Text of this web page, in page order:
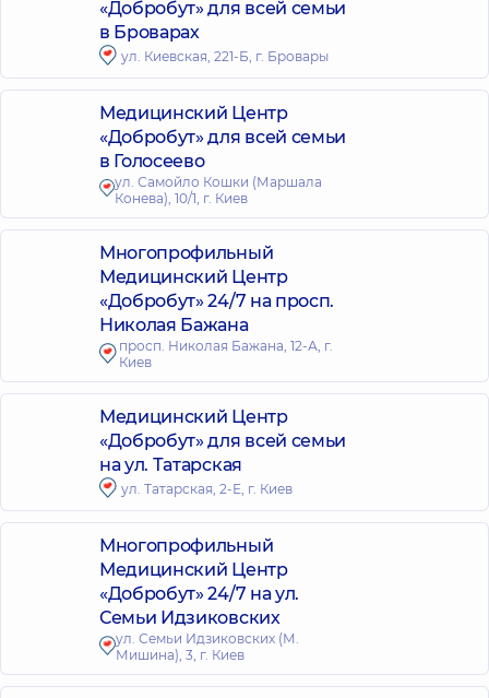
«Добробут» для всей семьи
в Броварах
ул. Киевская, 221-Б, г. Бровары
Медицинский Центр
«Добробут» для всей семьи
в Голосеево
ул. Самойло Кошки (Маршала
Конева), 10/1, г. Киев
Многопрофильный
Медицинский Центр
«Добробут» 24/7 на просп.
Николая Бажана
просп. Николая Бажана, 12-А, г.
Киев
Медицинский Центр
«Добробут» для всей семьи
на ул. Татарская
ул. Татарская, 2-Е, г. Киев
Многопрофильный
Медицинский Центр
«Добробут» 24/7 на ул.
Семьи Идзиковских
ул. Семьи Идзиковских (М.
Мишина), 3, г. Киев